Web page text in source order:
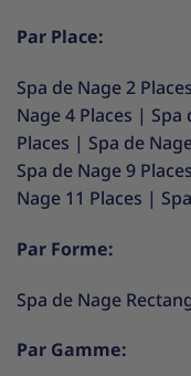
Par Place:
Spa de Nage 2 Places
Nage 4 Places | Spa
Places | Spa de
Spa de Nage 9 Places
Nage 11 Places |
Par Forme:
Spa de Nage
Par Gamme: